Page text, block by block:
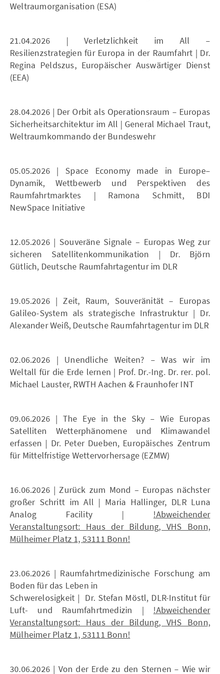
Weltraumorganisation (ESA)
21.04.2026 | Verletzlichkeit im All –
Resilienzstrategien für Europa in der Raumfahrt | Dr.
Regina Peldszus, Europäischer Auswärtiger Dienst
(EEA)
28.04.2026 | Der Orbit als Operationsraum – Europas
Sicherheitsarchitektur im All | General Michael Traut,
Weltraumkommando der Bundeswehr
05.05.2026 | Space Economy made in Europe–
Dynamik, Wettbewerb und Perspektiven des
Raumfahrtmarktes | Ramona Schmitt, BDI
NewSpace Initiative
12.05.2026 | Souveräne Signale – Europas Weg zur
sicheren Satellitenkommunikation | Dr. Björn
Gütlich, Deutsche Raumfahrtagentur im DLR
19.05.2026 | Zeit, Raum, Souveränität – Europas
Galileo-System als strategische Infrastruktur | Dr.
Alexander Weiß, Deutsche Raumfahrtagentur im DLR
02.06.2026 | Unendliche Weiten? – Was wir im
Weltall für die Erde lernen | Prof. Dr.-Ing. Dr. rer. pol.
Michael Lauster, RWTH Aachen & Fraunhofer INT
09.06.2026 | The Eye in the Sky – Wie Europas
Satelliten Wetterphänomene und Klimawandel
erfassen | Dr. Peter Dueben, Europäisches Zentrum
für Mittelfristige Wettervorhersage (EZMW)
16.06.2026 | Zurück zum Mond – Europas nächster
großer Schritt im All | Maria Hallinger, DLR Luna
Analog Facility | !Abweichender
Veranstaltungsort: Haus der Bildung, VHS Bonn,
Mülheimer Platz 1, 53111 Bonn!
23.06.2026 | Raumfahrtmedizinische Forschung am
Boden für das Leben in
Schwerelosigkeit | Dr. Stefan Möstl, DLR-Institut für
Luft- und Raumfahrtmedizin | !Abweichender
Veranstaltungsort: Haus der Bildung, VHS Bonn,
Mülheimer Platz 1, 53111 Bonn!
30.06.2026 | Von der Erde zu den Sternen – Wie wir